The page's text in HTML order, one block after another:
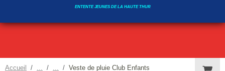
ENTENTE JEUNES DE LA HAUTE THUR
Accueil Veste de pluie Club Enfants